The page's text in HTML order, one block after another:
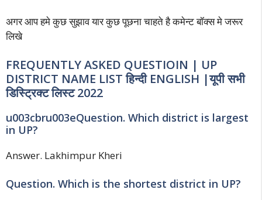
अगर आप हमे कुछ सुझाव यार कुछ पूछना चाहते है कमेन्ट बॉक्स मे जरूर
लिखे
FREQUENTLY ASKED QUESTIOIN | UP
DISTRICT NAME LIST हिन्दी ENGLISH |यूपी सभी
डिस्ट्रिक्ट लिस्ट 2022
u003cbru003eQuestion. Which district is largest
in UP?
Answer. Lakhimpur Kheri
Question. Which is the shortest district in UP?